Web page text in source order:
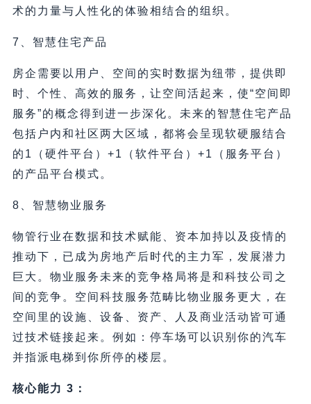
术的力量与人性化的体验相结合的组织。
7、智慧住宅产品
房企需要以用户、空间的实时数据为纽带，提供即
时、个性、高效的服务，让空间活起来，使“空间即
服务”的概念得到进一步深化。未来的智慧住宅产品
包括户内和社区两大区域，都将会呈现软硬服结合
的1（硬件平台）+1（软件平台）+1（服务平台）
的产品平台模式。
8、智慧物业服务
物管行业在数据和技术赋能、资本加持以及疫情的
推动下，已成为房地产后时代的主力军，发展潜力
巨大。物业服务未来的竞争格局将是和科技公司之
间的竞争。空间科技服务范畴比物业服务更大，在
空间里的设施、设备、资产、人及商业活动皆可通
过技术链接起来。例如：停车场可以识别你的汽车
并指派电梯到你所停的楼层。
核心能力 3：